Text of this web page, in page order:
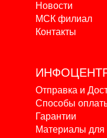
Новости
МСК филиал
Контакты
Отправка и
Способы
Гарантии
Материалы для